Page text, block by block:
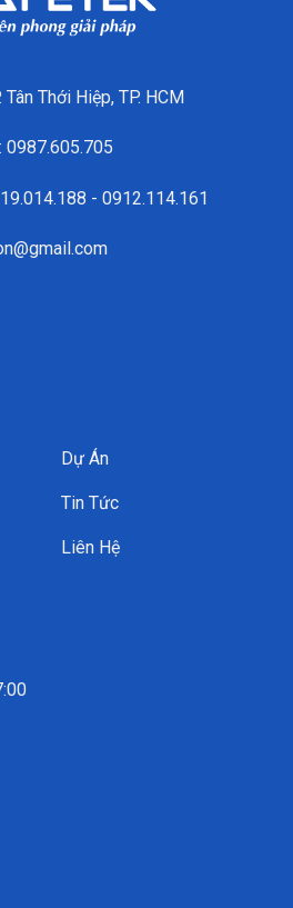
Thới Hiệp, TP. HCM
0987.605.705
- 0912.114.161
Dự Án
Tin Tức
Liên Hệ